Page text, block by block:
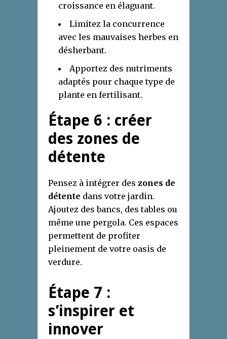
croissance en élaguant.
Limitez la concurrence
avec les mauvaises herbes en
désherbant.
Apportez des nutriments
adaptés pour chaque type de
plante en fertilisant.
Étape 6 : créer
des zones de
détente
Pensez à intégrer des zones de
détente dans votre jardin.
Ajoutez des bancs, des tables ou
même une pergola. Ces espaces
permettent de profiter
pleinement de votre oasis de
verdure.
Étape 7 :
s’inspirer et
innover